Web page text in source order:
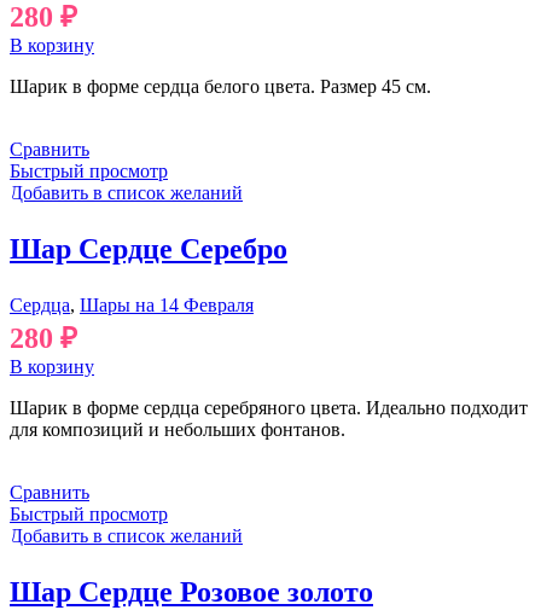
280 ₽
В корзину
Шарик в форме сердца белого цвета. Размер 45 см.
Сравнить
Быстрый просмотр
Добавить в список желаний
Шар Сердце Серебро
Сердца, Шары на 14 Февраля
280 ₽
В корзину
Шарик в форме сердца серебряного цвета. Идеально подходит
для композиций и небольших фонтанов.
Сравнить
Быстрый просмотр
Добавить в список желаний
Шар Сердце Розовое золото